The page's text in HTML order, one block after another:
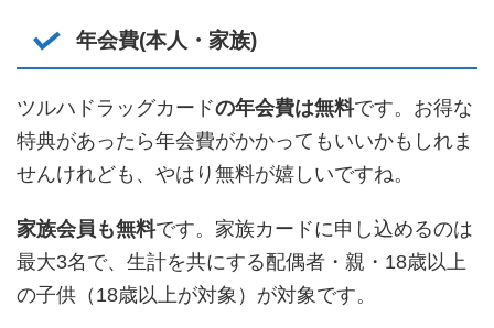
年会費(本人・家族)
ツルハドラッグカードの年会費は無料です。お得な
特典があったら年会費がかかってもいいかもしれま
せんけれども、やはり無料が嬉しいですね。
家族会員も無料です。家族カードに申し込めるのは
最大3名で、生計を共にする配偶者・親・18歳以上
の子供（18歳以上が対象）が対象です。